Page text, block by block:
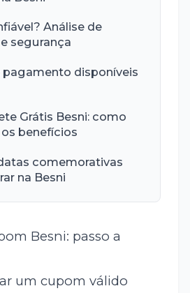
Análise de
segurança
pagamento disponíveis
Grátis Besni: como
benefícios
comemorativas
na Besni
Besni: passo a
um cupom válido